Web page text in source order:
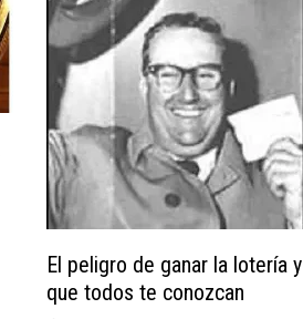
El peligro de ganar la lotería y
que todos te conozcan